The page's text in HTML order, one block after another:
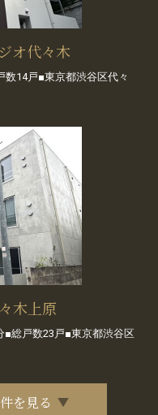
オ代々木
14戸■東京都渋谷区代々
木上原
■総戸数23戸■東京都渋谷区
を見る